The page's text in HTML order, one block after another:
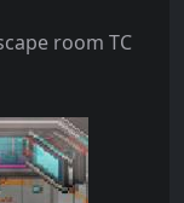
room TC